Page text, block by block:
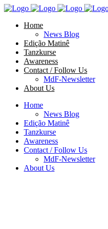
Home
News Blog
Edição Matinê
Tanzkurse
Awareness
Contact / Follow Us
MdF-Newsletter
About Us
Home
News Blog
Edição Matinê
Tanzkurse
Awareness
Contact / Follow Us
MdF-Newsletter
About Us